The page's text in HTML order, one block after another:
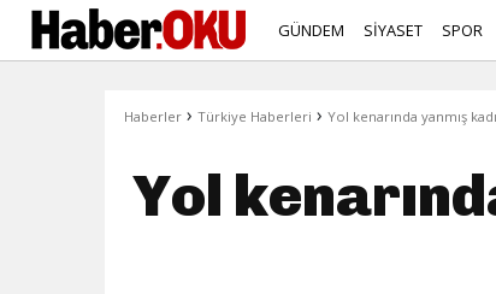
GÜNDEM SİYASET SPOR
Haberler › Türkiye Haberleri › Yol kenarında yanmış
Yol